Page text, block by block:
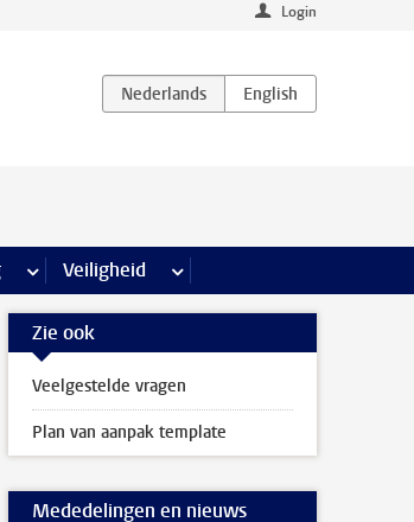
Login
meer Communicatie & Marketing pagina’s
Veiligheid meer Veiligheid pagina’s
Zie ook
Veelgestelde vragen
Plan van aanpak template
Mededelingen en nieuws